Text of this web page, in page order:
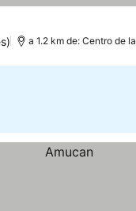
a 1.2 km de: Centro de